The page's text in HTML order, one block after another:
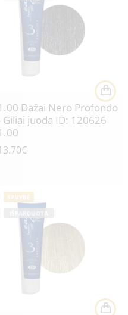
Dažai Nero Profondo
Giliai juoda ID: 120626
€
SAVYBĖ
IŠPARDUOTA